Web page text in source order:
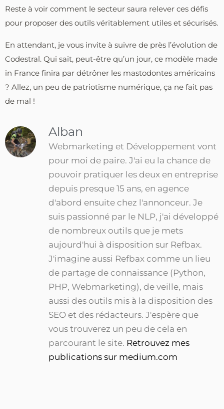
Reste à voir comment le secteur saura relever ces défis
pour proposer des outils véritablement utiles et sécurisés.
En attendant, je vous invite à suivre de près l’évolution de
Codestral. Qui sait, peut-être qu’un jour, ce modèle made
in France finira par détrôner les mastodontes américains
? Allez, un peu de patriotisme numérique, ça ne fait pas
de mal !
Alban
Webmarketing et Développement vont
pour moi de paire. J'ai eu la chance de
pouvoir pratiquer les deux en entreprise
depuis presque 15 ans, en agence
d'abord ensuite chez l'annonceur. Je
suis passionné par le NLP, j'ai développé
de nombreux outils que je mets
aujourd'hui à disposition sur Refbax.
J'imagine aussi Refbax comme un lieu
de partage de connaissance (Python,
PHP, Webmarketing), de veille, mais
aussi des outils mis à la disposition des
SEO et des rédacteurs. J'espère que
vous trouverez un peu de cela en
parcourant le site. Retrouvez mes
publications sur medium.com